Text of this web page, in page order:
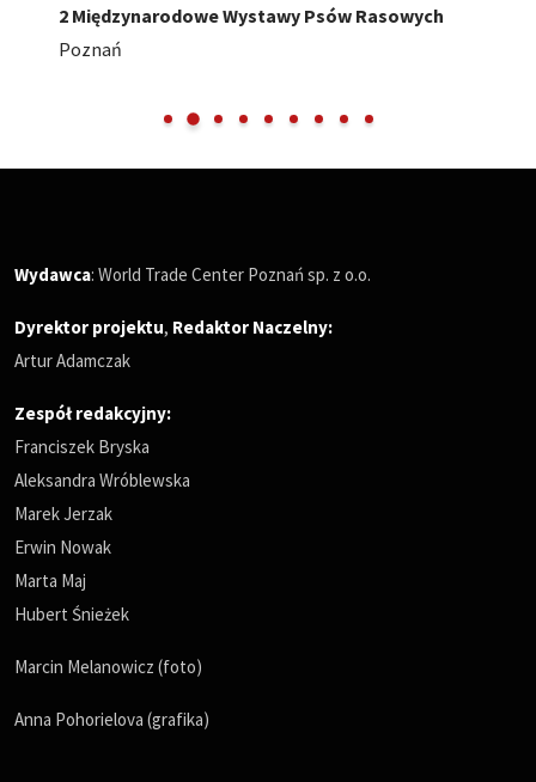
2 Międzynarodowe Wystawy Psów Rasowych
Poznań
Wydawca: World Trade Center Poznań sp. z o.o.
Dyrektor projektu, Redaktor Naczelny:
Artur Adamczak
Zespół redakcyjny:
Franciszek Bryska
Aleksandra Wróblewska
Marek Jerzak
Erwin Nowak
Marta Maj
Hubert Śnieżek
Marcin Melanowicz (foto)
Anna Pohorielova (grafika)